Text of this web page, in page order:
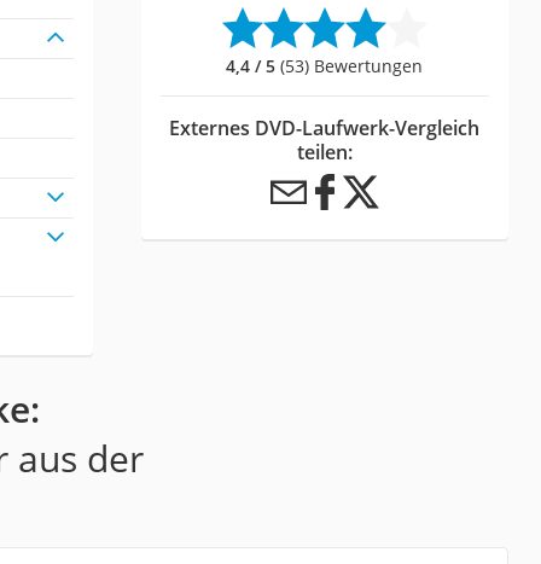
4,4 / 5 (53) Bewertungen
Externes DVD-Laufwerk-Vergleich
teilen:
aus der